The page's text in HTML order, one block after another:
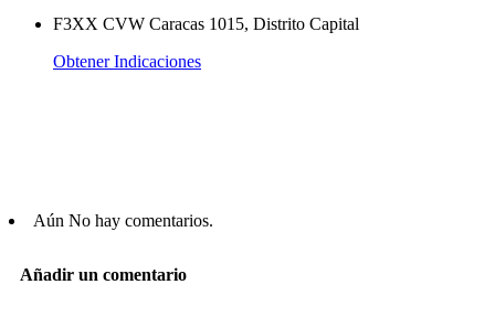
F3XX CVW Caracas 1015, Distrito Capital
Obtener Indicaciones
Aún No hay comentarios.
Añadir un comentario